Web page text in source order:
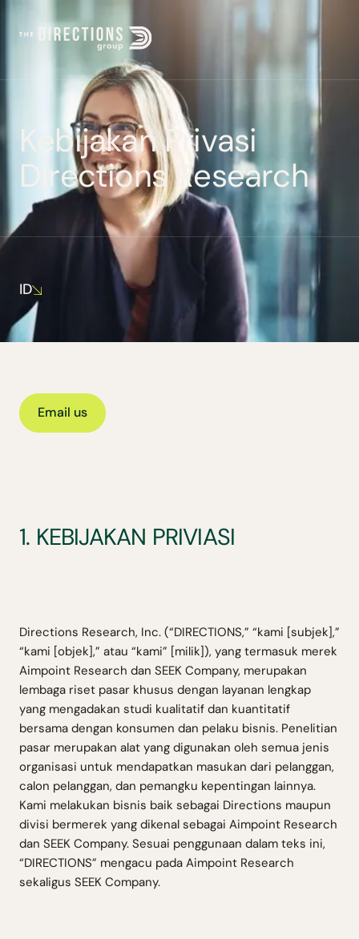
K ebijakanP rivasi
D rections Research
ID
Email us
1. KEBIJAKAN PRIVIASI
Directions Research, Inc. (“DIRECTIONS,” “kami [subjek],”
“kami [objek],” atau “kami” [milik]), yang termasuk merek
Aimpoint Research dan SEEK Company, merupakan
lembaga riset pasar khusus dengan layanan lengkap
yang mengadakan studi kualitatif dan kuantitatif
bersama dengan konsumen dan pelaku bisnis. Penelitian
pasar merupakan alat yang digunakan oleh semua jenis
organisasi untuk mendapatkan masukan dari pelanggan,
calon pelanggan, dan pemangku kepentingan lainnya.
Kami melakukan bisnis baik sebagai Directions maupun
divisi bermerek yang dikenal sebagai Aimpoint Research
dan SEEK Company. Sesuai penggunaan dalam teks ini,
“DIRECTIONS” mengacu pada Aimpoint Research
sekaligus SEEK Company.